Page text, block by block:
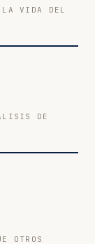
LA VIDA DEL
DE
OTROS